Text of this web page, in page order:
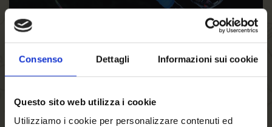
Consenso Dettagli Informazioni sui cookie
Questo sito web utilizza i cookie
Utilizziamo i cookie per personalizzare contenuti ed
Birra FORST sulle tute FISI
proprio logo anche sull’abbigliamento tecnico e da gara
dellosci alpinismo, una nuova disciplina olimpica che